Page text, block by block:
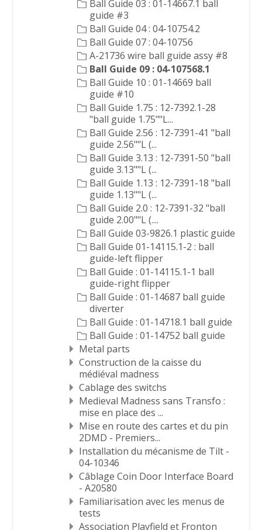
Ball Guide 03 : 01-14667.1 ball
guide #3
Ball Guide 04 : 04-10754.2
Ball Guide 07 : 04-10756
A-21736 wire ball guide assy #8
Ball Guide 09 : 04-107568.1
Ball Guide 10 : 01-14669 ball
guide #10
Ball Guide 1.75 : 12-7392.1-28
"ball guide 1.75""L...
Ball Guide 2.56 : 12-7391-41 "ball
guide 2.56""L (...
Ball Guide 3.13 : 12-7391-50 "ball
guide 3.13""L (...
Ball Guide 1.13 : 12-7391-18 "ball
guide 1.13""L (...
Ball Guide 2.0 : 12-7391-32 "ball
guide 2.00""L (....
Ball Guide 03-9826.1 plastic guide
Ball Guide 01-14115.1-2 : ball
guide-left flipper
Ball Guide : 01-14115.1-1 ball
guide-right flipper
Ball Guide : 01-14687 ball guide
diverter
Ball Guide : 01-14718.1 ball guide
Ball Guide : 01-14752 ball guide
Metal parts
Construction de la caisse du
médiéval madness
Cablage des switchs
Medieval Madness sans Transfo :
mise en place des ...
Mise en route des cartes et du pin
2DMD - Premiers...
Installation du mécanisme de Tilt -
04-10346
Câblage Coin Door Interface Board
- A20580
Familiarisation avec les menus de
tests
Association Playfield et Fronton